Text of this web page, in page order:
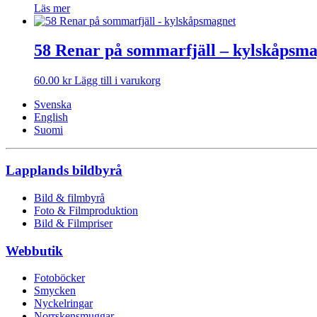
Läs mer
58 Renar på sommarfjäll –
60.00 kr Lägg till i varukorg
Svenska
English
Suomi
Lapplands bildbyrå
Bild & filmbyrå
Foto & Filmproduktion
Bild & Filmpriser
Webbutik
Fotoböcker
Smycken
Nyckelringar